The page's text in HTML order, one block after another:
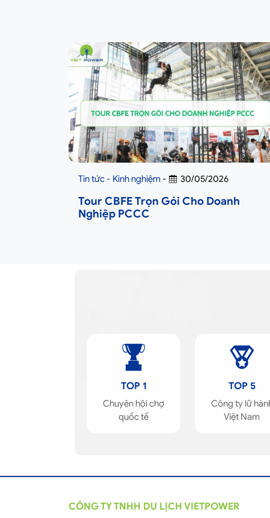
Tin tức - Kinh nghiệm - 30/05/2026
Tour CBFE Trọn Gói Cho Doanh
Nghiệp PCCC
TOP 1
Chuyên hội chợ
quốc tế
TOP 5
Công ty lữ
Việt Nam
CÔNG TY TNHH DU LỊCH VIETPOWER